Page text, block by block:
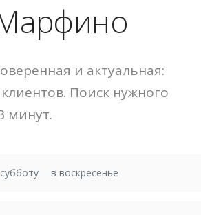
и актуальная:
Поиск нужного
минут.
в воскресенье